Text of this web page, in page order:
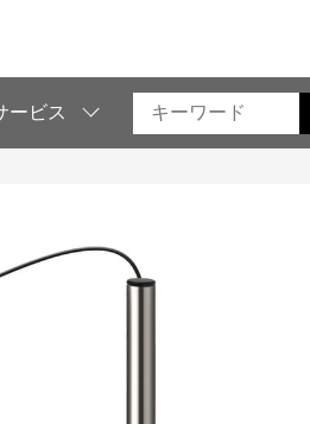
ービス